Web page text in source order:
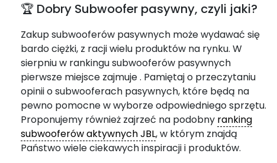
🏆 Dobry Subwoofer pasywny, czyli jaki?
Zakup subwooferów pasywnych może wydawać się
bardo ciężki, z racji wielu produktów na rynku. W
sierpniu w rankingu subwooferów pasywnych
pierwsze miejsce zajmuje. Pamiętaj o przeczytaniu
opinii o subwooferach pasywnych, które będą na
pewno pomocne w wyborze odpowiedniego sprzętu.
Proponujemy również zajrzeć na podobny ranking
subwooferów aktywnych JBL, w którym znajdą
Państwo wiele ciekawych inspiracji i produktów.